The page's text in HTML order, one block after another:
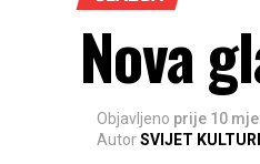
Nova
Objavljeno prije 10
AutorSVIJET